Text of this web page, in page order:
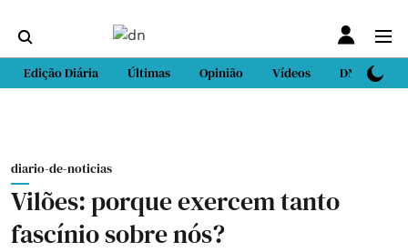
Edição Diária Últimas Opinião Vídeos DN Sport
diario-de-noticias
Vilões: porque exercem tanto
fascínio sobre nós?